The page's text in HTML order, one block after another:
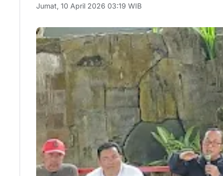
Jumat, 10 April 2026 03:19 WIB